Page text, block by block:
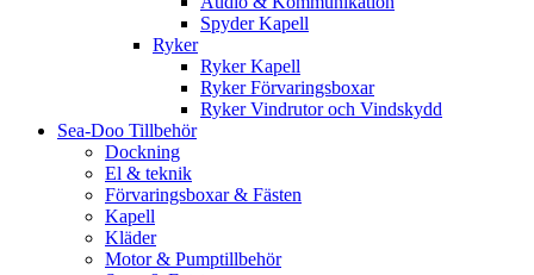
Spyder Kapell
Ryker
Ryker Kapell
Ryker Förvaringsboxar
Ryker Vindrutor och Vindskydd
Sea-Doo Tillbehör
Dockning
El & teknik
Förvaringsboxar & Fästen
Kapell
Kläder
Motor & Pumptillbehör